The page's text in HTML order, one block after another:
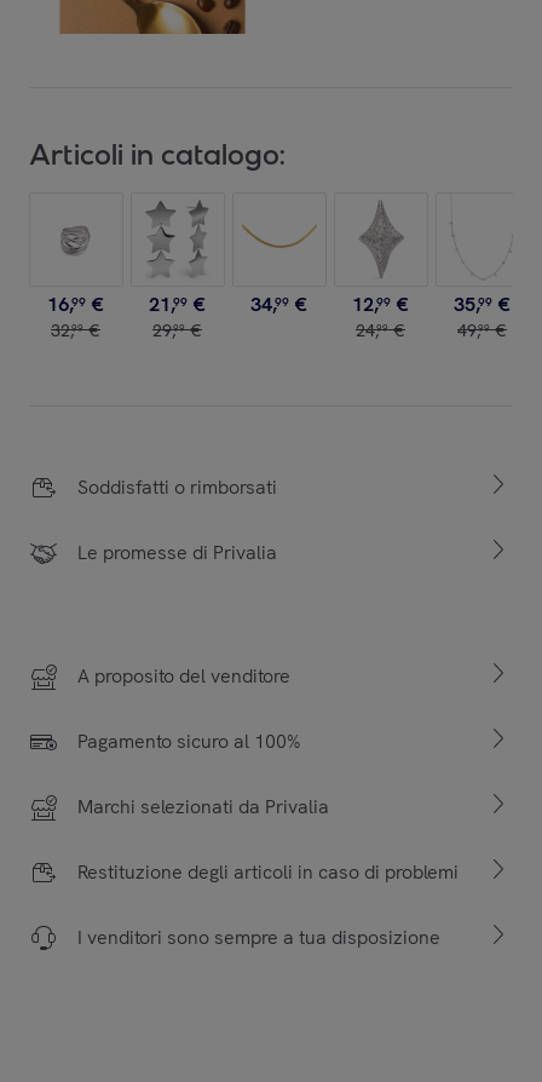
Articoli in catalogo:
16,99 €
32,99 €
21,99 €
29,99 €
34,99 € 12,99 €
24,99 €
35,99 €
49,99 €
Soddisfatti o rimborsati
Le promesse di Privalia
A proposito del venditore
Pagamento sicuro al 100%
Marchi selezionati da Privalia
Restituzione degli articoli in caso di problemi
I venditori sono sempre a tua disposizione